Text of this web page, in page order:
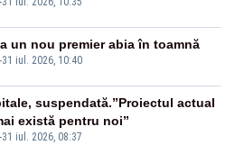
-31 iul. 2026, 10:40
un nou premier abia în toamnă
-31 iul. 2026, 08:37
suspendată.”Proiectul actual
există pentru noi”